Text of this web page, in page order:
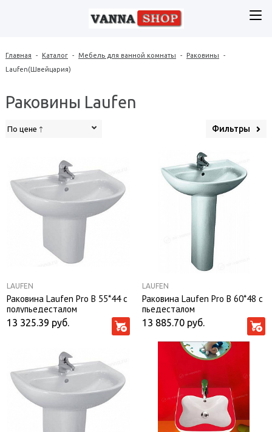
Главная - Каталог - Мебель для ванной комнаты - Раковины
-
Laufen(Швейцария)
Раковины Laufen
По цене Фильтры
LAUFEN
Раковина Laufen Рro B 55*44 с
полупьедесталом
13 325.39 руб.
LAUFEN
Раковина Laufen Рro B 60*48 с
пьедесталом
13 885.70 руб.